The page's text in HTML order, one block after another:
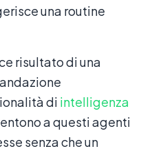
una routine
risultato di una
di intelligenza
a questi agenti
senza che un